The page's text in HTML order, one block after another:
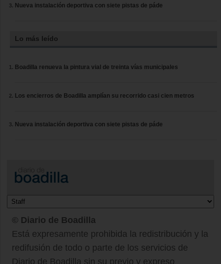
Nueva instalación deportiva con siete pistas de páde
Lo más leído
Boadilla renueva la pintura vial de treinta vías municipales
Los encierros de Boadilla amplían su recorrido casi cien metros
Nueva instalación deportiva con siete pistas de páde
© Diario de Boadilla
Está expresamente prohibida la redistribución y la
redifusión de todo o parte de los servicios de
Diario de Boadilla sin su previo y expreso